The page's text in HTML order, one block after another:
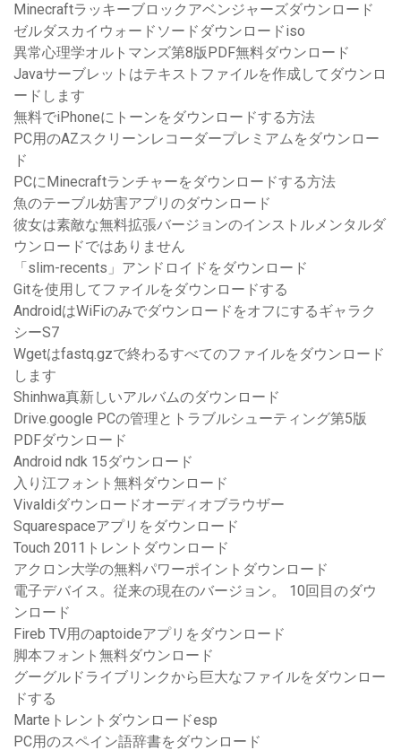
Minecraftラッキーブロックアベンジャーズダウンロード
ゼルダスカイウォードソードダウンロードiso
異常心理学オルトマンズ第8版PDF無料ダウンロード
Javaサーブレットはテキストファイルを作成してダウンロ
ードします
無料でiPhoneにトーンをダウンロードする方法
PC用のAZスクリーンレコーダープレミアムをダウンロー
ド
PCにMinecraftランチャーをダウンロードする方法
魚のテーブル妨害アプリのダウンロード
彼女は素敵な無料拡張バージョンのインストルメンタルダ
ウンロードではありません
「slim-recents」アンドロイドをダウンロード
Gitを使用してファイルをダウンロードする
AndroidはWiFiのみでダウンロードをオフにするギャラク
シーS7
Wgetはfastq.gzで終わるすべてのファイルをダウンロード
します
Shinhwa真新しいアルバムのダウンロード
Drive.google PCの管理とトラブルシューティング第5版
PDFダウンロード
Android ndk 15ダウンロード
入り江フォント無料ダウンロード
Vivaldiダウンロードオーディオブラウザー
Squarespaceアプリをダウンロード
Touch 2011トレントダウンロード
アクロン大学の無料パワーポイントダウンロード
電子デバイス。従来の現在のバージョン。 10回目のダウ
ンロード
Fireb TV用のaptoideアプリをダウンロード
脚本フォント無料ダウンロード
グーグルドライブリンクから巨大なファイルをダウンロー
ドする
Marteトレントダウンロードesp
PC用のスペイン語辞書をダウンロード